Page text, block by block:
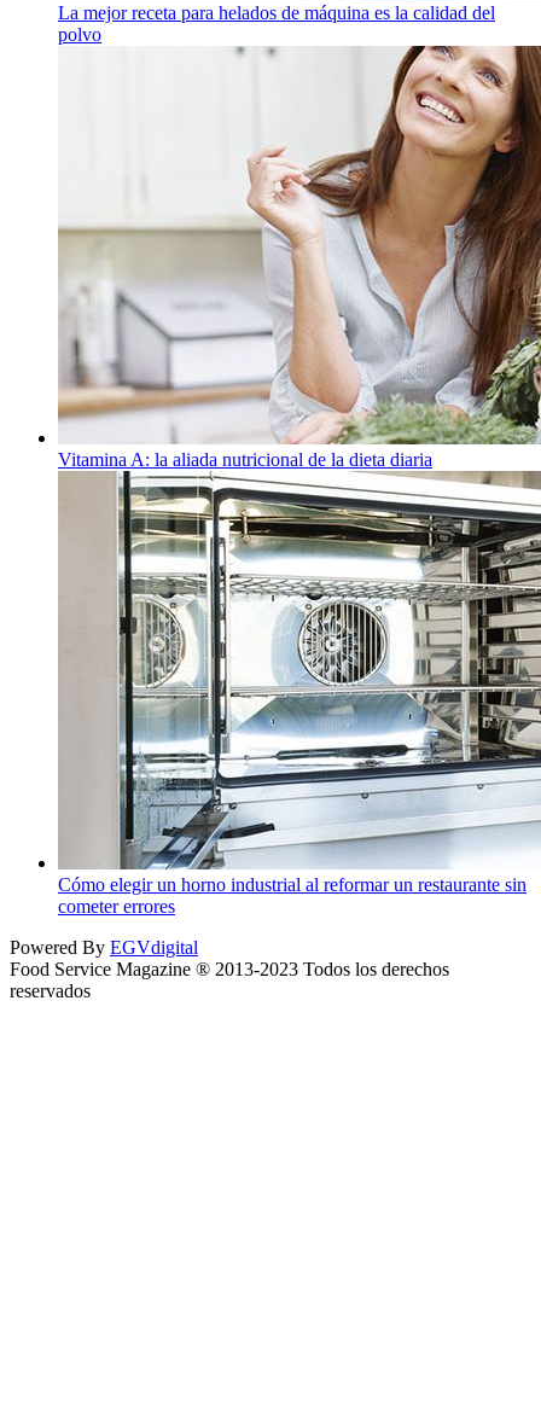
La mejor receta para helados de máquina es la calidad del
polvo
Vitamina A: la aliada nutricional de la dieta diaria
Cómo elegir un horno industrial al reformar un restaurante sin
cometer errores
Powered By EGVdigital
Food Service Magazine ® 2013-2023 Todos los derechos
reservados